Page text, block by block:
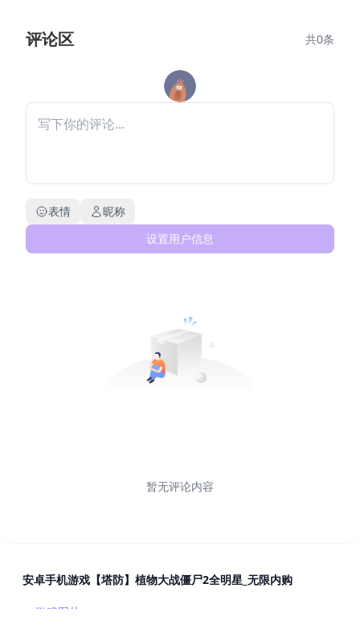
评论区 共0条
表情
昵称
设置用户信息
暂无评论内容
安卓手机游戏【塔防】植物大战僵尸2全明星_无限内购
游戏图片